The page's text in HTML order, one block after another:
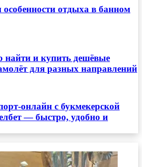
отдыха в банном
найти и купить дешёвые
для разных направлений
онлайн с букмекерской
— быстро, удобно и